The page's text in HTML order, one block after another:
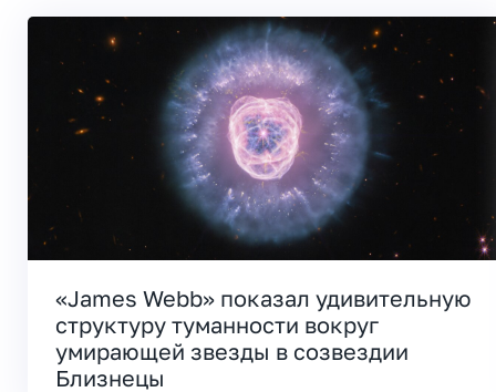
«James Webb» показал удивительную
структуру туманности вокруг
умирающей звезды в созвездии
Близнецы